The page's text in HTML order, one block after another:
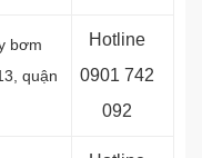
bơm
quận
Hotline
0901 742
092